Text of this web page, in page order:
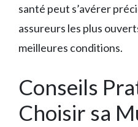
santé peut s’avérer
assureurs les plus
meilleures conditions.
Conseils
Choisir sa